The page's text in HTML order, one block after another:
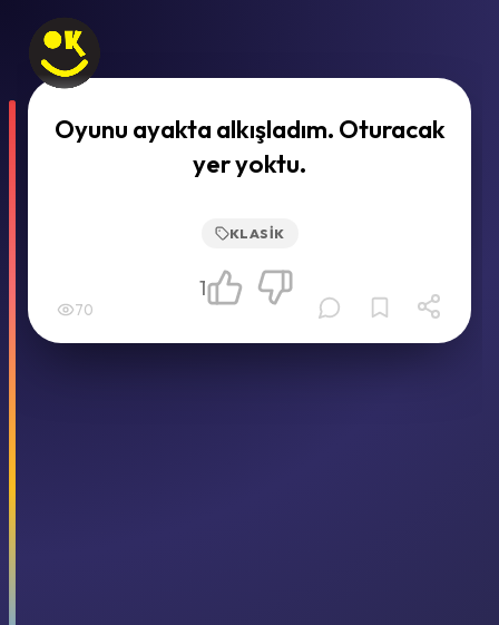
Oyunu ayakta alkışladım. Oturacak
yer yoktu.
KLASIK
70
1